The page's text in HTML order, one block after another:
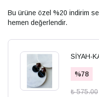
Bu ürüne özel %20 indirim
hemen değerlendir.
SİYAH-
%78
₺ 575.00